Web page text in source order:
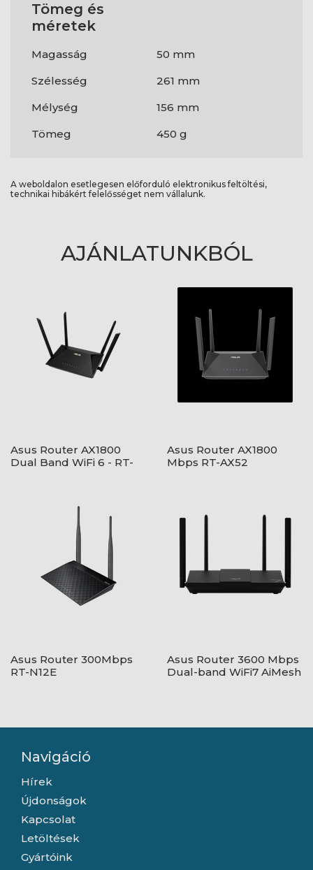
Tömeg és
méretek
Magasság
50 mm
Szélesség
261 mm
Mélység
156 mm
Tömeg
450 g
A weboldalon esetlegesen előforduló elektronikus feltöltési,
technikai hibákért felelősséget nem vállalunk.
AJÁNLATUNKBÓL
Asus Router AX1800
Dual Band WiFi 6 - RT-
Asus Router AX1800
Mbps RT-AX52
Asus Router 300Mbps
RT-N12E
Asus Router 3600 Mbps
Dual-band WiFi7 AiMesh
Navigáció
Hírek
Újdonságok
Kapcsolat
Letöltések
Gyártóink